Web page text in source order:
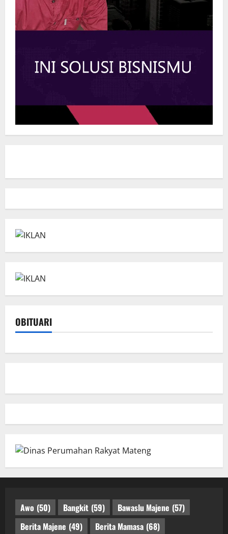
OBITUARI
Awo (50) Bangkit (59) Bawaslu Majene (57)
Berita Majene (49) Berita Mamasa (68)